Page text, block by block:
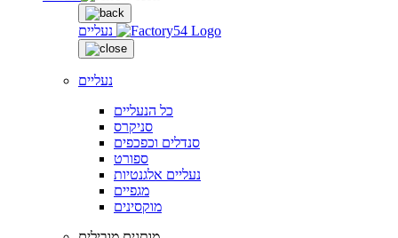
נעליים
נעליים
כל הנעליים
סניקרס
סנדלים וכפכפים
ספורט
נעליים אלגנטיות
מגפיים
מוקסינים